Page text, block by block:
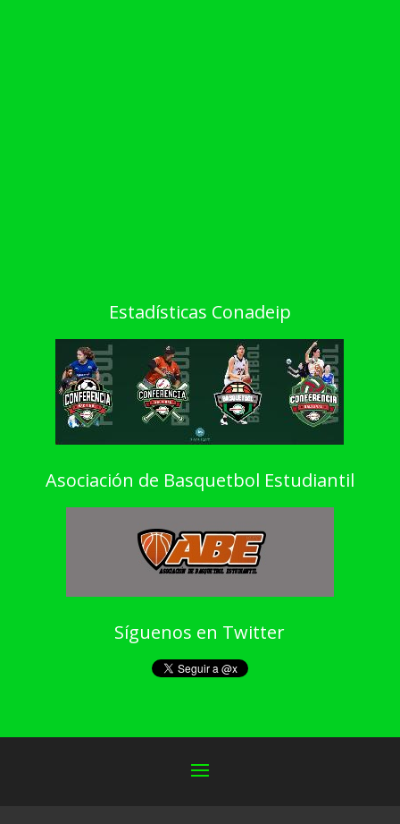
Estadísticas Conadeip
Asociación de Basquetbol Estudiantil
Síguenos en Twitter